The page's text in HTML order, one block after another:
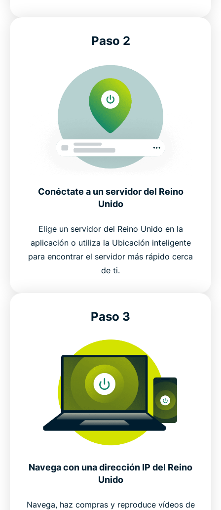
Paso 2
Conéctate a un servidor del Reino
Unido
Elige un servidor del Reino Unido en la
aplicación o utiliza la Ubicación inteligente
para encontrar el servidor más rápido cerca
de ti.
Paso 3
Navega con una dirección IP del Reino
Unido
Navega, haz compras y reproduce vídeos de